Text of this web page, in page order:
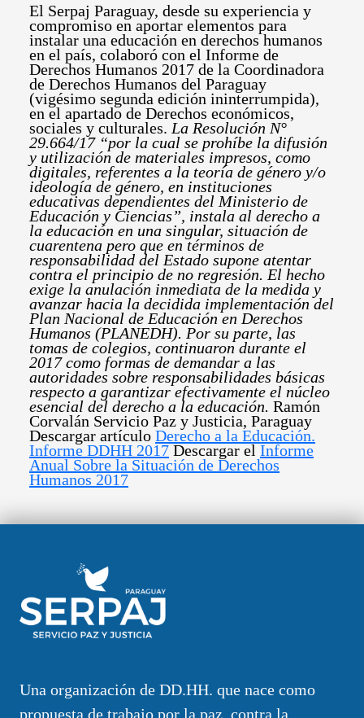
El Serpaj Paraguay, desde su experiencia y
compromiso en aportar elementos para
instalar una educación en derechos humanos
en el país, colaboró con el Informe de
Derechos Humanos 2017 de la Coordinadora
de Derechos Humanos del Paraguay
(vigésimo segunda edición ininterrumpida),
en el apartado de Derechos económicos,
sociales y culturales. La Resolución N°
29.664/17 “por la cual se prohíbe la difusión
y utilización de materiales impresos, como
digitales, referentes a la teoría de género y/o
ideología de género, en instituciones
educativas dependientes del Ministerio de
Educación y Ciencias”, instala al derecho a
la educación en una singular, situación de
cuarentena pero que en términos de
responsabilidad del Estado supone atentar
contra el principio de no regresión. El hecho
exige la anulación inmediata de la medida y
avanzar hacia la decidida implementación del
Plan Nacional de Educación en Derechos
Humanos (PLANEDH). Por su parte, las
tomas de colegios, continuaron durante el
2017 como formas de demandar a las
autoridades sobre responsabilidades básicas
respecto a garantizar efectivamente el núcleo
esencial del derecho a la educación. Ramón
Corvalán Servicio Paz y Justicia, Paraguay
Descargar artículo Derecho a la Educación.
Informe DDHH 2017 Descargar el Informe
Anual Sobre la Situación de Derechos
Humanos 2017
Una organización de DD.HH. que nace como
propuesta de trabajo por la paz, contra la